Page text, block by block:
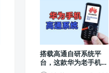
搭载高通自研系统平
台，这款华为老手机你
见过吗？